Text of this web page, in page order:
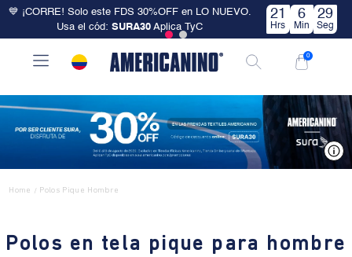
💙 ¡CORRE! Solo este FDS 30%OFF en LO NUEVO.
Usa el cód:SURA30 Aplica TyC
21
Hrs
6
Min
28
Seg
0
Home / Polos Pique Hombre
Polos en tela pique para hombre